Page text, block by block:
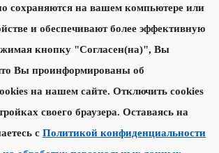
идаю согласие на обработку
сохраняются на вашем компьютере или
и обеспечивают более эффективную
кнопку "Согласен(на)", Вы
Вы проинформированы об
на нашем сайте. Отключить cookies
своего браузера. Оставаясь на
с Политикой конфиденциальности